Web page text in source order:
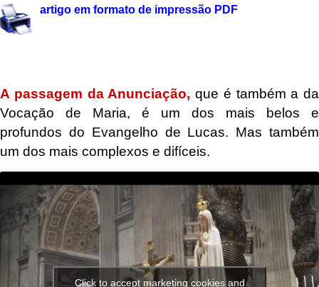
artigo em formato de impressão PDF
A passagem da Anunciação, que é também a da
Vocação de Maria, é um dos mais belos e
profundos do Evangelho de Lucas. Mas também
um dos mais complexos e difíceis.
Click to accept marketing cookies and